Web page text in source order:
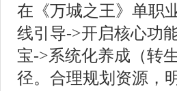
在《万城之王》单职
线引导->开启核心功
宝->系统化养成（转
径。合理规划资源，